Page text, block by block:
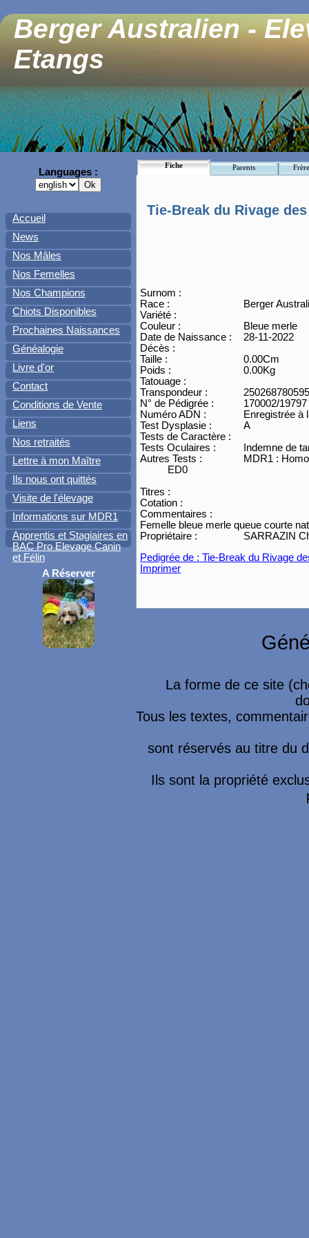
Berger Australien -
Etangs
Languages :
Accueil
News
Nos Mâles
Nos Femelles
Nos Champions
Chiots Disponibles
Prochaines Naissances
Généalogie
Livre d'or
Contact
Conditions de Vente
Liens
Nos retraités
Lettre à mon Maître
Ils nous ont quittés
Visite de l'élevage
Informations sur MDR1
Apprentis et Stagiaires en
BAC Pro Elevage Canin
et Félin
A Réserver
Fiche Parents
Tie-Break du Rivage
Surnom :
Race :
Berger
Variété :
Couleur :
Bleue merle
Date de Naissance :
28-11-2022
Décès :
Taille :
0.00Cm
Poids :
0.00Kg
Tatouage :
Transpondeur :
N° de Pédigrée :
170002/19797
Numéro ADN :
Enregistrée à
Test Dysplasie :
A
Tests de Caractère :
Tests Oculaires :
Indemne de
Autres Tests :
MDR1 :
ED0
Titres :
Cotation :
Commentaires :
Femelle bleue merle queue courte
Propriétaire :
SARRAZIN
Pedigrée de : Tie-Break du Rivage
Imprimer
La forme de ce site
Tous les textes,
sont réservés au titre du
Ils sont la propriété